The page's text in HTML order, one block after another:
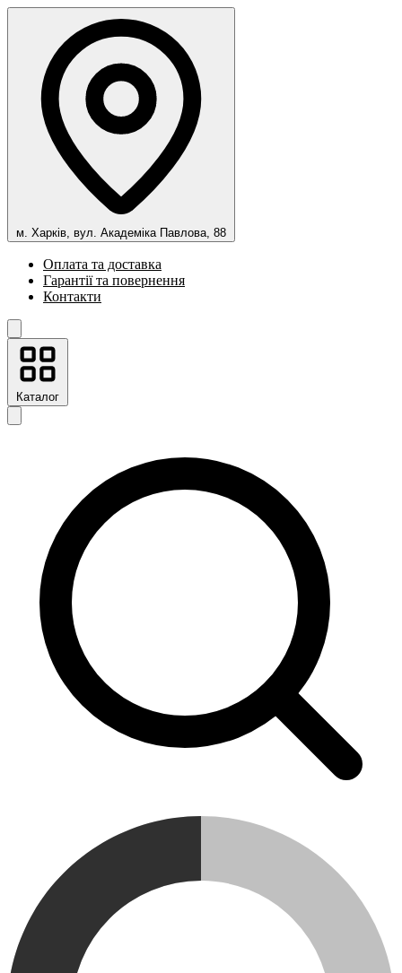
м. Харків, вул. Академіка Павлова, 88
Оплата та доставка
Гарантії та повернення
Контакти
Каталог